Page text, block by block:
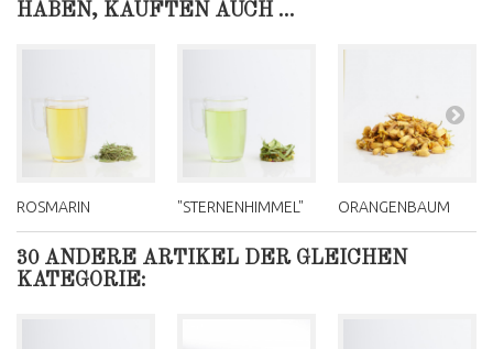
HABEN, KAUFTEN AUCH ...
ROSMARIN "STERNENHIMMEL" ORANGENBAUM
30 ANDERE ARTIKEL DER GLEICHEN
KATEGORIE: